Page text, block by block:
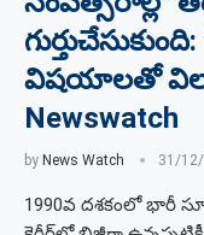
విషయాలతో
Newswatch
by News Watch 31/
1990వ దశకంలో భారీ